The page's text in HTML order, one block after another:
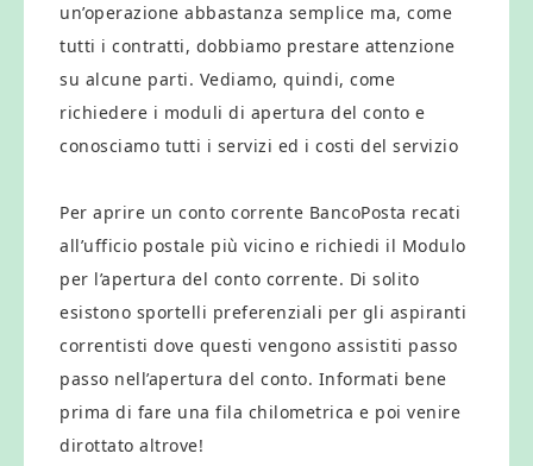
un’operazione abbastanza semplice ma, come
tutti i contratti, dobbiamo prestare attenzione
su alcune parti. Vediamo, quindi, come
richiedere i moduli di apertura del conto e
conosciamo tutti i servizi ed i costi del servizio
Per aprire un conto corrente BancoPosta recati
all’ufficio postale più vicino e richiedi il Modulo
per l’apertura del conto corrente. Di solito
esistono sportelli preferenziali per gli aspiranti
correntisti dove questi vengono assistiti passo
passo nell’apertura del conto. Informati bene
prima di fare una fila chilometrica e poi venire
dirottato altrove!